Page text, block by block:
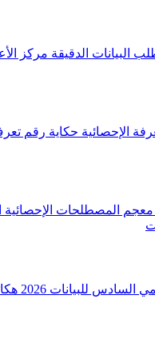
البيانات الدقيقة مركز
الإحصائية حكاية رقم
معجم المصطلحات الإحصائية
السادس للبيانات 2026